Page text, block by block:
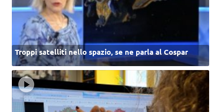
Troppi satelliti nello spazio, se ne parla al Cospar